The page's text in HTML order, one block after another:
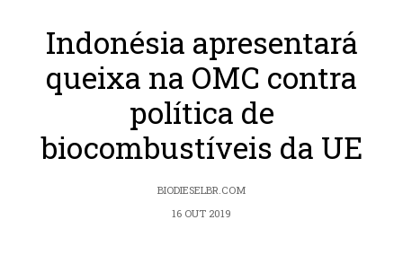
Indonésia apresentará
queixa na OMC contra
política de
biocombustíveis da UE
BIODIESELBR.COM
16 OUT 2019